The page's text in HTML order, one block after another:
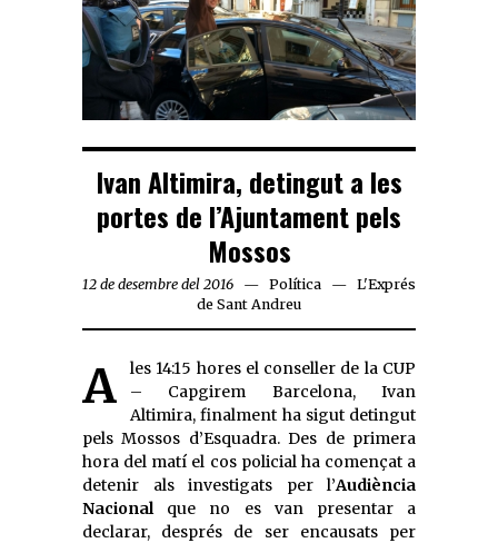
Ivan Altimira, detingut a les
portes de l’Ajuntament pels
Mossos
12 de desembre del 2016 Política
L'Exprés
de Sant Andreu
A les 14:15 hores el conseller de la CUP
– Capgirem Barcelona, Ivan
Altimira, finalment ha sigut detingut
pels Mossos d’Esquadra. Des de primera
hora del matí el cos policial ha començat a
detenir als investigats per l’Audiència
Nacionalque no es van presentar a
declarar, després de ser encausats per